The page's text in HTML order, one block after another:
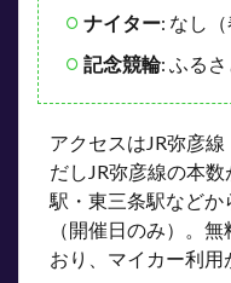
回数
が多
い
「先
行
は過
大評
価し
ない
④ ふ
ナイター: なし
記念競輪: ふるさ
アクセスはJR弥彦
だしJR弥彦線の本
駅・東三条駅などか
（開催日のみ）。
おり、マイカー利用